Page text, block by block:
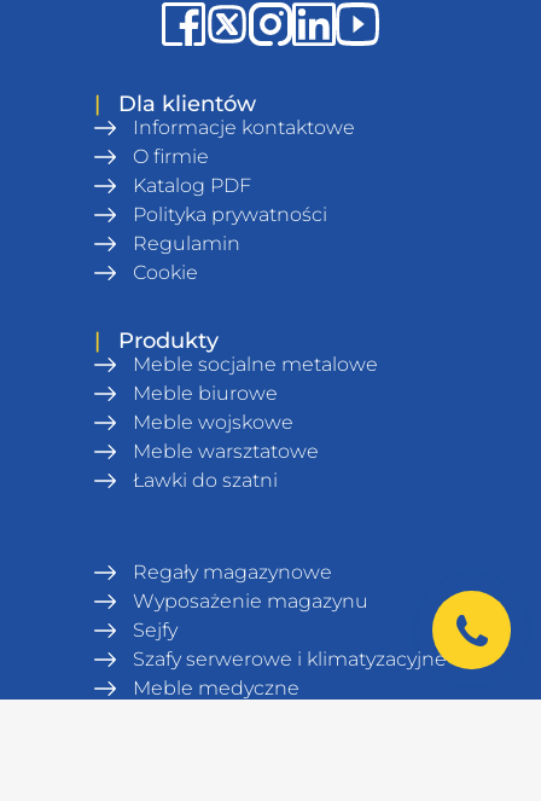
| Dla klientów
Informacje kontaktowe
O firmie
Katalog PDF
Polityka prywatności
Regulamin
Сookie
| Produkty
Meble socjalne metalowe
Meble biurowe
Meble wojskowe
Meble warsztatowe
Ławki do szatni
Regały magazynowe
Wyposażenie magazynu
Sejfy
Szafy serwerowe i klimatyzacyjne
Meble medyczne